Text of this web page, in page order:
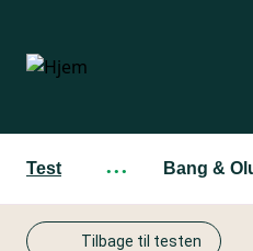
hovedindhold
Test ··· Bang &
Tilbage til testen